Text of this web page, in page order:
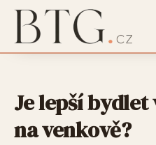
Je lepší bydlet
na venkově?